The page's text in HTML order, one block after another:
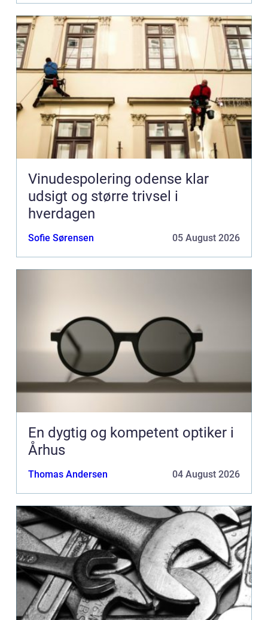
Vinudespolering odense klar
udsigt og større trivsel i
hverdagen
Sofie Sørensen 05 August 2026
En dygtig og kompetent optiker i
Århus
Thomas Andersen 04 August 2026